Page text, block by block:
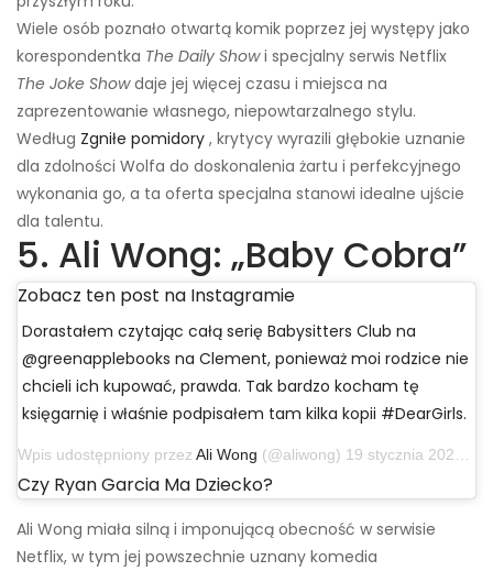
Wiele osób poznało otwartą komik poprzez jej występy jako
korespondentka The Daily Showi specjalny serwis Netflix
The Joke Showdaje jej więcej czasu i miejsca na
zaprezentowanie własnego, niepowtarzalnego stylu.
Według Zgniłe pomidory , krytycy wyrazili głębokie uznanie
dla zdolności Wolfa do doskonalenia żartu i perfekcyjnego
wykonania go, a ta oferta specjalna stanowi idealne ujście
dla talentu.
5. Ali Wong: „Baby Cobra”
Zobacz ten post na Instagramie
Dorastałem czytając całą serię Babysitters Club na
@greenapplebooks na Clement, ponieważ moi rodzice nie
chcieli ich kupować, prawda. Tak bardzo kocham tę
księgarnię i właśnie podpisałem tam kilka kopii #DearGirls.
Wpis udostępniony przez Ali Wong (@aliwong) 19 stycznia 2020 o 10:30 czasu PST
Czy Ryan Garcia Ma Dziecko?
Ali Wong miała silną i imponującą obecność w serwisie
Netflix, w tym jej powszechnie uznany komedia